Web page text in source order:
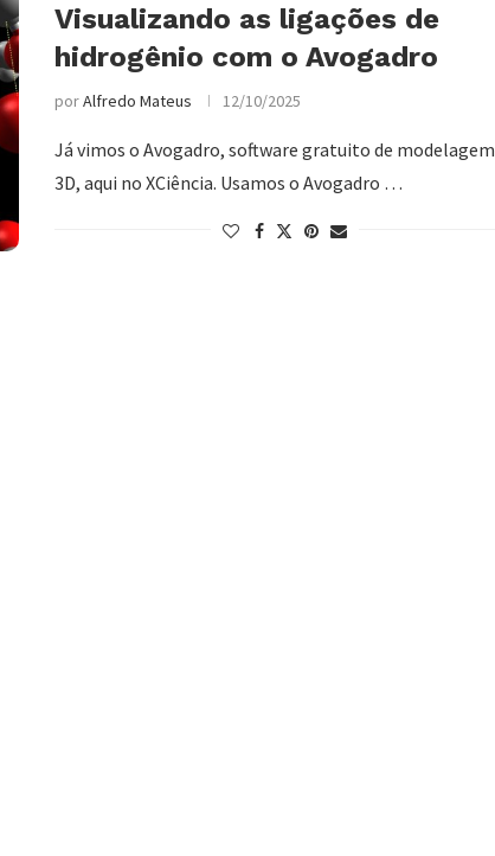
Visualizando as ligações de
hidrogênio com o Avogadro
porAlfredo Mateus 12/10/2025
Já vimos o Avogadro, software gratuito de modelagem
3D, aqui no XCiência. Usamos o Avogadro …